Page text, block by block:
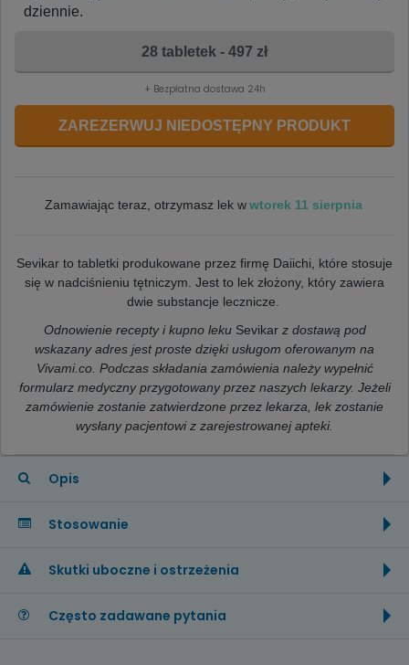
dziennie.
28 tabletek - 497 zł
+ Bezpłatna dostawa 24h
ZAREZERWUJ NIEDOSTĘPNY PRODUKT
Zamawiając teraz, otrzymasz lek w wtorek 11 sierpnia
Sevikar to tabletki produkowane przez firmę Daiichi, które stosuje
się w nadciśnieniu tętniczym. Jest to lek złożony, który zawiera
dwie substancje lecznicze.
Odnowienie recepty i kupno leku Sevikarz dostawą pod
wskazany adres jest proste dzięki usługom oferowanym na
Vivami.co. Podczas składania zamówienia należy wypełnić
formularz medyczny przygotowany przez naszych lekarzy. Jeżeli
zamówienie zostanie zatwierdzone przez lekarza, lek zostanie
wysłany pacjentowi z zarejestrowanej apteki.
Opis
Stosowanie
Skutki uboczne i ostrzeżenia
Często zadawane pytania